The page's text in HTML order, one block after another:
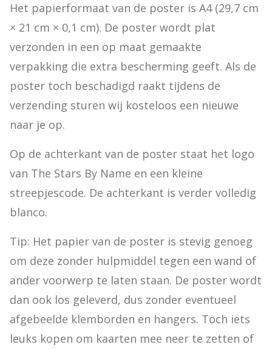
Het papierformaat van de poster is A4 (29,7 cm
× 21 cm × 0,1 cm). De poster wordt plat
verzonden in een op maat gemaakte
verpakking die extra bescherming geeft. Als de
poster toch beschadigd raakt tijdens de
verzending sturen wij kosteloos een nieuwe
naar je op.
Op de achterkant van de poster staat het logo
van The Stars By Name en een kleine
streepjescode. De achterkant is verder volledig
blanco.
Tip: Het papier van de poster is stevig genoeg
om deze zonder hulpmiddel tegen een wand of
ander voorwerp te laten staan. De poster wordt
dan ook los geleverd, dus zonder eventueel
afgebeelde klemborden en hangers. Toch iets
leuks kopen om kaarten mee neer te zetten of